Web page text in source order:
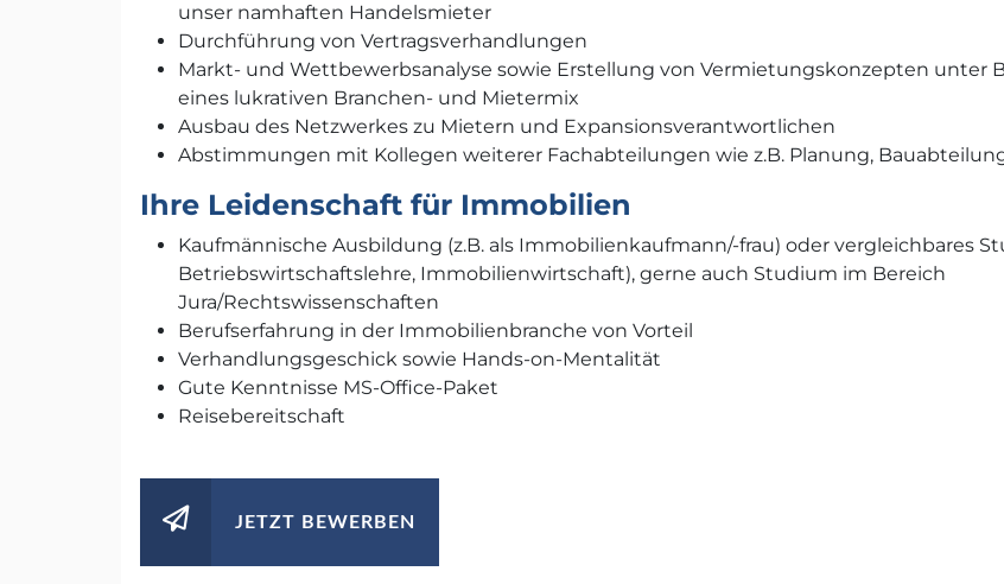
unser namhaften Handelsmieter
Durchführung von Vertragsverhandlungen
Markt- und Wettbewerbsanalyse sowie Erstellung von Vermietungskonzepten unter
eines lukrativen Branchen- und Mietermix
Ausbau des Netzwerkes zu Mietern und Expansionsverantwortlichen
Abstimmungen mit Kollegen weiterer Fachabteilungen wie z.B. Planung,
Ihre Leidenschaft für Immobilien
Kaufmännische Ausbildung (z.B. als Immobilienkaufmann/-frau) oder vergleichbares
Betriebswirtschaftslehre, Immobilienwirtschaft), gerne auch Studium im Bereich
Jura/Rechtswissenschaften
Berufserfahrung in der Immobilienbranche von Vorteil
Verhandlungsgeschick sowie Hands-on-Mentalität
Gute Kenntnisse MS-Office-Paket
Reisebereitschaft
JETZT BEWERBEN